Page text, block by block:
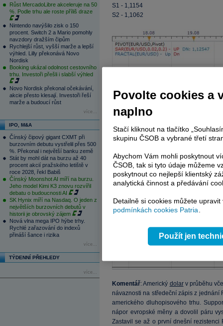
Růst MercadoLibre akceleruje na 50
%. Podle trhu ale roste příliš draze
Nintendo navýšilo zisk o 150
procent. Switch 2 a Mario pomohly
navzdory dražším čipům
Rychlejší růst, vyšší marže a lepší
výhled. Lilly překonává Novo
Nordisk
Booking ukázal odolnost cestovního
trhu. Investoři přešli i slabší výhled
Novo Nordisk překonal očekávání,
akcie přesto klesají. Investoři řeší
marže a budoucí růst
více...
IPO, M&A
Čínský čipový gigant CXMT při
burzovním debutu vystřelil přes 500
%. Překonal i největší banku země
Stát by mohl dát na burzu až 40
procent akcií pražského letiště v
roce 2028, řekl Babiš
Čínský Moonshot AI míří na burzu.
Jeho model Kimi K3 znovu rozvířil
debatu o budoucnosti AI
SK Hynix míří na Nasdaq. O jeden z
největších burzovních debutů v
historii je obrovský zájem
Nová vlna mega IPO hýbe trhy.
Rychlé zařazování do indexů
přináší šance i rizika
více...
TÝDENNÍ PŘEHLEDY
více...
S1 - 1,1154
S2 - 1,1062
Komentář: Americký dolarv průběhu
návaznosti na středeční zápis z jednání
amerického dluhopisového trhu.
nápor evropské měny a dovolil páru
Zastavil se až o první dnešní
Povolte cookies a
naplno
Stačí kliknout na tlačítko
skupinu ČSOB a vybrané třetí
Abychom Vám mohli poskytnout
ČSOB, tak si tyto údaje můžeme
poskytnout co nejlepší klientský
analytická činnost a předávání
Detailně si cookies můžete
podmínkách cookies Patria.
Použít jen